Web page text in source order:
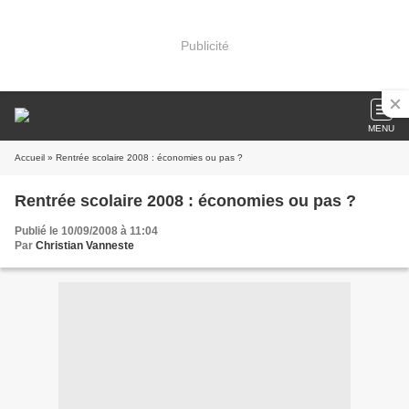
Publicité
MENU
Accueil » Rentrée scolaire 2008 : économies ou pas ?
Rentrée scolaire 2008 : économies ou pas ?
Publié le 10/09/2008 à 11:04
Par Christian Vanneste